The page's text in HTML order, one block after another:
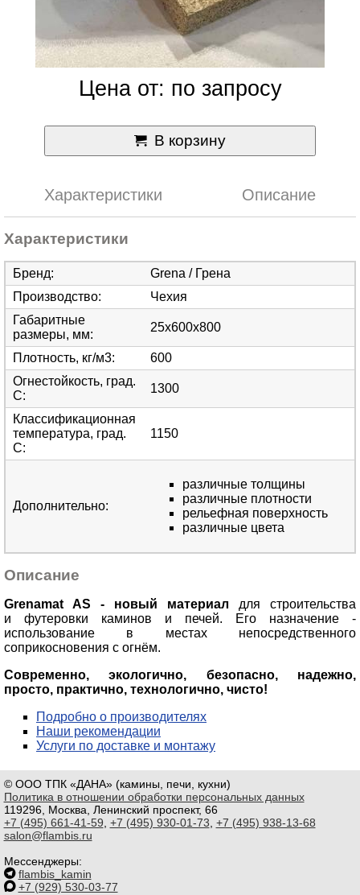
Цена от: по запросу
В корзину
Характеристики Описание
Характеристики
Бренд:
Grena / Грена
Производство:
Чехия
Габаритные
размеры, мм:
25x600x800
Плотность, кг/м3:
600
Огнестойкость, град.
С:
1300
Классификационная
температура, град.
С:
1150
Дополнительно:
различные толщины
различные плотности
рельефная поверхность
различные цвета
Описание
Grenamat AS - новый материал для строительства
и футеровки каминов и печей. Его назначение -
использование в местах непосредственного
соприкосновения с огнём.
Современно, экологично, безопасно, надежно,
просто, практично, технологично, чисто!
Подробно о производителях
Наши рекомендации
Услуги по доставке и монтажу
© ООО ТПК «ДАНА» (камины, печи, кухни)
Политика в отношении обработки персональных данных
119296, Москва, Ленинский проспект, 66
+7 (495) 661-41-59, +7 (495) 930-01-73, +7 (495) 938-13-68
salon@flambis.ru
Мессенджеры:
flambis_kamin
+7 (929) 530-03-77